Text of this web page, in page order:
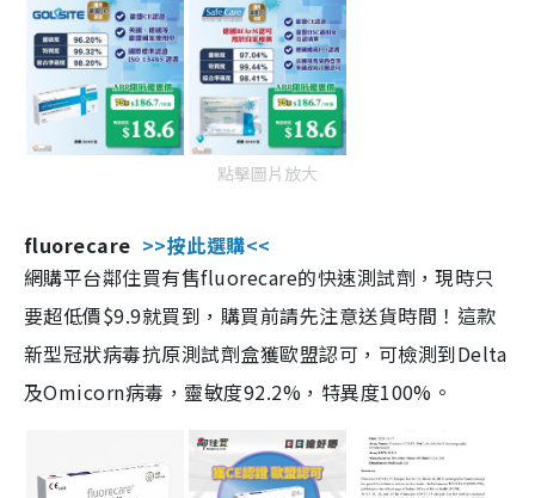
點擊圖片放大
fluorecare >>按此選購<<
網購平台鄰住買有售fluorecare的快速測試劑，現時只
要超低價$9.9就買到，購買前請先注意送貨時間！這款
新型冠狀病毒抗原測試劑盒獲歐盟認可，可檢測到Delta
及Omicorn病毒，靈敏度92.2%，特異度100%。